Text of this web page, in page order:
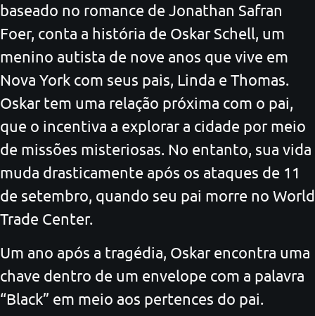
baseado no romance de Jonathan Safran
Foer, conta a história de Oskar Schell, um
menino autista de nove anos que vive em
Nova York com seus pais, Linda e Thomas.
Oskar tem uma relação próxima com o pai,
que o incentiva a explorar a cidade por meio
de missões misteriosas. No entanto, sua vida
muda drasticamente após os ataques de 11
de setembro, quando seu pai morre no World
Trade Center.
Um ano após a tragédia, Oskar encontra uma
chave dentro de um envelope com a palavra
“Black” em meio aos pertences do pai.